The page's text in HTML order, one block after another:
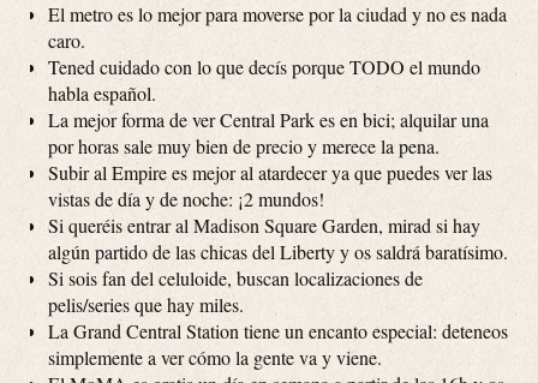
El metro es lo mejor para moverse por la ciudad y no es nada
caro.
Tened cuidado con lo que decís porque TODO el mundo
habla español.
La mejor forma de ver Central Park es en bici; alquilar una
por horas sale muy bien de precio y merece la pena.
Subir al Empire es mejor al atardecer ya que puedes ver las
vistas de día y de noche: ¡2 mundos!
Si queréis entrar al Madison Square Garden, mirad si hay
algún partido de las chicas del Liberty y os saldrá baratísimo.
Si sois fan del celuloide, buscan localizaciones de
pelis/series que hay miles.
La Grand Central Station tiene un encanto especial: deteneos
simplemente a ver cómo la gente va y viene.